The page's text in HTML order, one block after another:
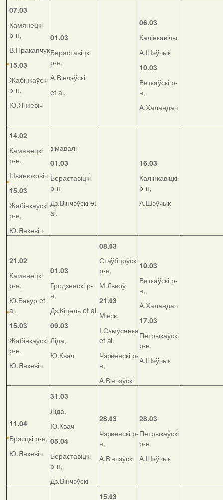
07.03
Камянецкі
р-н,
В.Пракапчук
15.03
Жабінкаўскі
р-н,
Ю.Янкевіч
01.03
Бераставіцкі
р-н,
А.Вінчэўскі
et al.
06.03
Калінкавічы
А.Шэўчык
10.03
Веткаўскі р-
н,
А.Халандач
14.02
Камянецкі
р-н,
І.Іванюковіч
15.03
Жабінкаўскі
р-н,
Ю.Янкевіч
зімавалі
01.03
Бераставіцкі
р-н
Дз.Вінчэўскі et
al.
16.03
Калінкавіцкі
р-н,
А.Шэўчык
21.02
Камянецкі
р-н,
Ю.Бакур et
al.
15.03
Жабінкаўскі
р-н,
Ю.Янкевіч
01.03
Гродзенскі р-
н,
Дз.Кіцель et al.
09.03
Ліда,
Ю.Квач
08.03
Стаўбцоўскі
р-н,
М.Львоў
21.03
Мінск,
І.Самусенка
et al.
Чэрвенскі р-
н,
А.Вінчэўскі
10.03
Веткаўскі р-
н,
А.Халандач
17.03
Петрыкаўскі
р-н,
А.Шэўчык
11.04
Брэсцкі р-н,
Ю.Янкевіч
31.03
Ліда,
Ю.Квач
05.04
Бераставіцкі
р-н,
Дз.Вінчэўскі
28.03
Чэрвенскі р-
н,
А.Вінчэўскі
28.03
Петрыкаўскі
р-н,
А.Шэўчык
15.03